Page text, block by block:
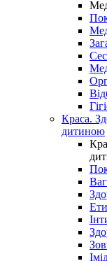
Краса.
дитиною